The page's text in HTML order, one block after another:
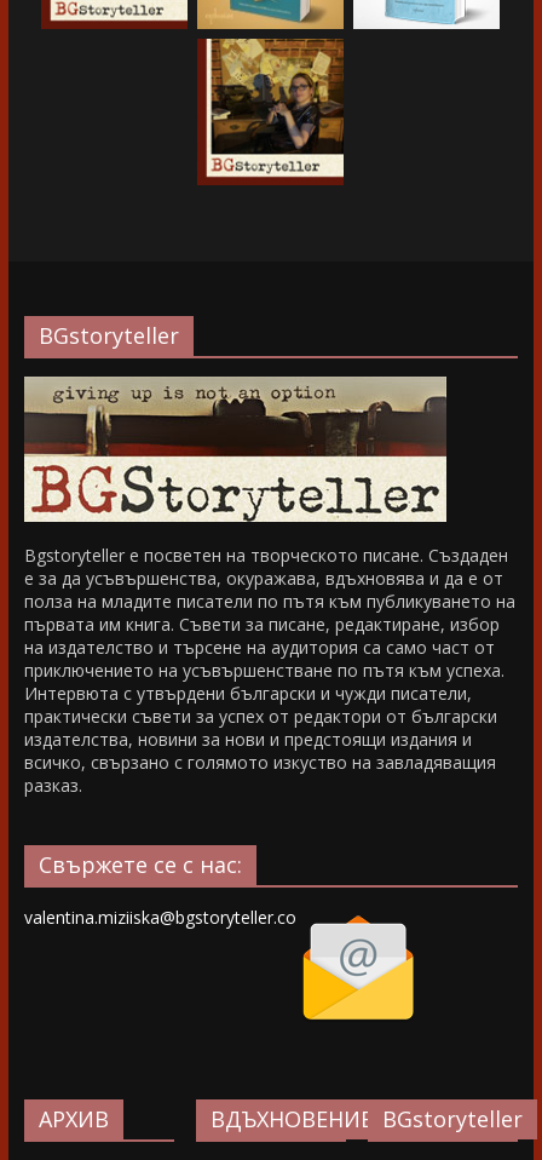
BGstoryteller
Bgstoryteller е посветен на творческото писане. Създаден
е за да усъвършенства, окуражава, вдъхновява и да е от
полза на младите писатели по пътя към публикуването на
първата им книга. Съвети за писане, редактиране, избор
на издателство и търсене на аудитория са само част от
приключението на усъвършенстване по пътя към успеха.
Интервюта с утвърдени български и чужди писатели,
практически съвети за успех от редактори от български
издателства, новини за нови и предстоящи издания и
всичко, свързано с голямото изкуство на завладяващия
разказ.
Свържете се с нас:
valentina.miziiska@bgstoryteller.co
АРХИВ ВДЪХНОВЕНИЕ…BGstoryteller